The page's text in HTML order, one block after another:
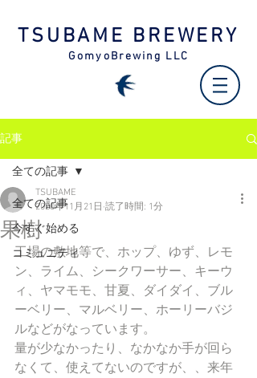
TSUBAME BREWERY
GomyoBrewing LLC
記事
全ての記事
今すぐ始める
コミュニティ
全ての記事
果樹
TSUBAME
2020年11月21日 読了時間: 1分
工場の敷地等で、ホップ、ゆず、レモ
ン、ライム、シークワーサー、キーウ
ィ、ヤマモモ、甘夏、ダイダイ、ブル
ーベリー、マルベリー、ホーリーバジ
ルなどがなっています。
量が少なかったり、なかなか手が回ら
なくて、使えてないのですが、、来年